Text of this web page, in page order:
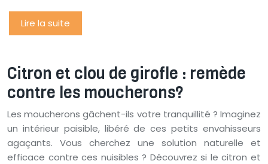
Lire la suite
Citron et clou de girofle : remède
contre les moucherons?
Les moucherons gâchent-ils votre tranquillité ? Imaginez
un intérieur paisible, libéré de ces petits envahisseurs
agaçants. Vous cherchez une solution naturelle et
efficace contre ces nuisibles ? Découvrez si le citron et